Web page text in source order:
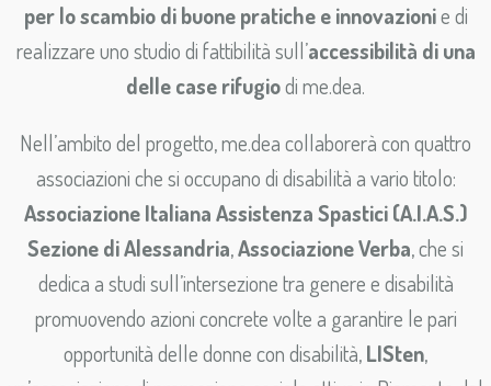
per lo scambio di buone pratiche e innovazionie di
realizzare uno studio di fattibilità sull’accessibilità di una
delle case rifugiodi me.dea.
Nell’ambito del progetto, me.dea collaborerà con quattro
associazioni che si occupano di disabilità a vario titolo:
Associazione Italiana Assistenza Spastici (A.I.A.S.)
Sezione di Alessandria,Associazione Verba, che si
dedica a studi sull’intersezione tra genere e disabilità
promuovendo azioni concrete volte a garantire le pari
opportunità delle donne con disabilità,LISten,